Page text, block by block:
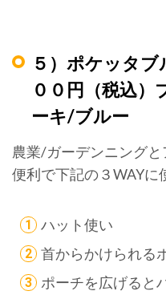
５）ポケッタ
００円（税込
ーキ/ブルー
農業/ガーデンニング
便利で下記の３WAYに
ハット使い
首からかけられる
ポーチを広げると